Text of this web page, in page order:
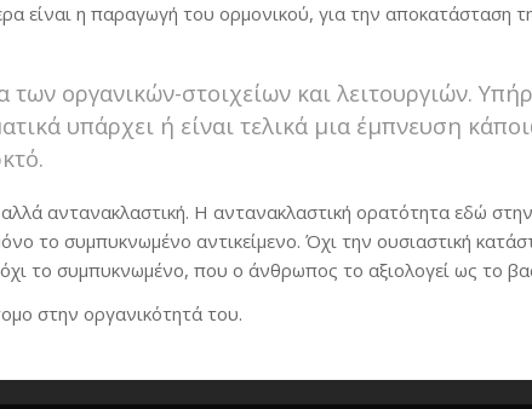
είναι η παραγωγή του ορμονικού, για την
οργανικών-στοιχείων και λειτουργιών.
υπάρχει ή είναι τελικά μια έμπνευση
αντανακλαστική. Η αντανακλαστική ορατότητα εδώ
το συμπυκνωμένο αντικείμενο. Όχι την ουσιαστική
όχι το συμπυκνωμένο, που ο άνθρωπος το αξιολογεί ως το
στην οργανικότητά του.